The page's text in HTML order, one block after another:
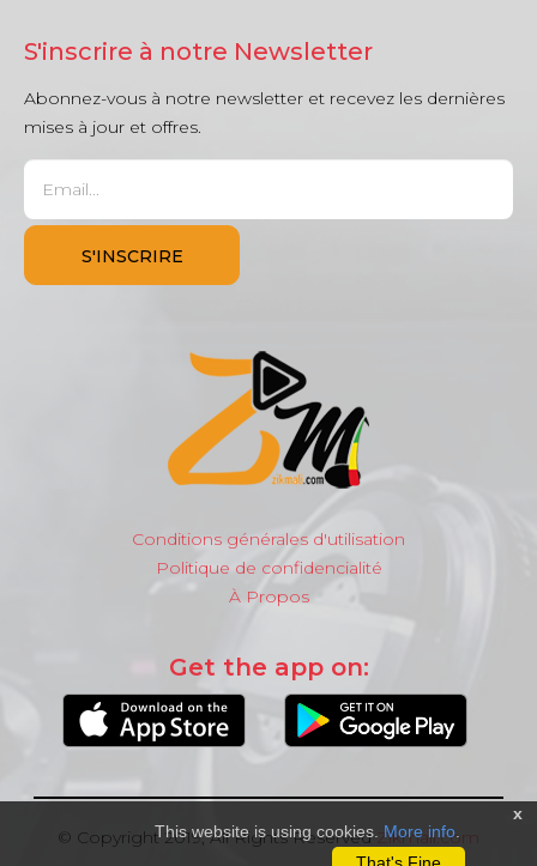
S'inscrire à notre Newsletter
Abonnez-vous à notre newsletter et recevez les dernières
mises à jour et offres.
Conditions générales d'utilisation
Politique de confidencialité
À Propos
Get the app on:
© Copyright 2019, All Rights ReservedZikmali.com
x
This website is using cookies. More info